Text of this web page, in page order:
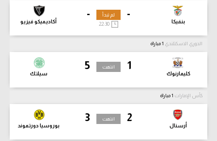
-
بنفيكا
-
أكاديميكو فيزيو
لم تبدأ
الدوري الاسكتلندي
1
كليمارنوك
5
سيلتك
انتهت
كأس الإمارات
2
أرسنال
3
بوروسيا دورتموند
انتهت